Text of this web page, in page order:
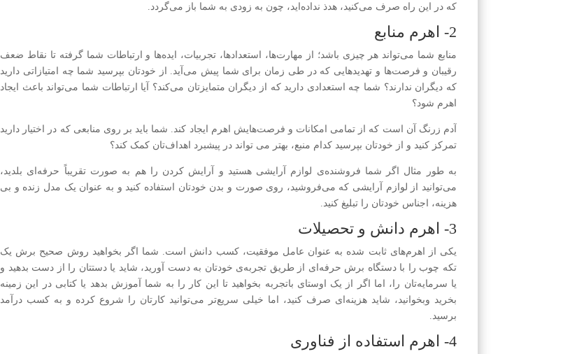
که در این راه صرف می‌کنید، هدذ نداده‌اید، چون به زودی به شما باز می‌گردد.
2- اهرم منابع
منابع شما می‌تواند هر چیزی باشد؛ از مهارت‌ها، استعدادها، تجربیات، ایده‌ها و ارتباطات شما گرفته تا نقاط ضعف
رقیبان و فرصت‌ها و تهدیدهایی که در طی زمان برای شما پیش می‌آید. از خودتان بپرسید شما چه امتیازاتی دارید
که دیگران ندارند؟ شما چه استعدادی دارید که از دیگران متمایزتان می‌کند؟ آیا ارتباطات شما می‌تواند باعث ایجاد
اهرم شود؟
آدم زرنگ آن است که از تمامی امکانات و فرصت‌هایش اهرم ایجاد کند. شما باید بر روی منابعی که در اختیار دارید
تمرکز کنید و از خودتان بپرسید کدام منبع، بهتر می تواند در پیشبرد اهداف‌تان کمک کند؟
به طور مثال اگر شما فروشنده‌ی لوازم آرایشی هستید و آرایش کردن را هم به صورت تقریباً حرفه‌ای بلدید،
می‌توانید از لوازم آرایشی که می‌فروشید، روی صورت و بدن خودتان استفاده کنید و به عنوان یک مدل زنده و بی
هزینه، اجناس خودتان را تبلیغ کنید.
3- اهرم دانش و تحصیلات
یکی از اهرم‌های ثابت شده به عنوان عامل موفقیت، کسب دانش است. شما اگر بخواهید روش صحیح برش یک
تکه چوب را با دستگاه برش حرفه‌ای از طریق تجربه‌ی خودتان به دست آورید، شاید یا دستتان را از دست بدهید و
یا سرمایه‌تان را، اما اگر از یک اوستای باتجربه بخواهید تا این کار را به شما آموزش بدهد یا کتابی در این زمینه
بخرید وبخوانید، شاید هزینه‌ای صرف کنید، اما خیلی سریع‌تر می‌توانید کارتان را شروع کرده و به کسب درآمد
برسید.
4- اهرم استفاده از فناوری